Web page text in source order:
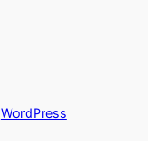
WordPress